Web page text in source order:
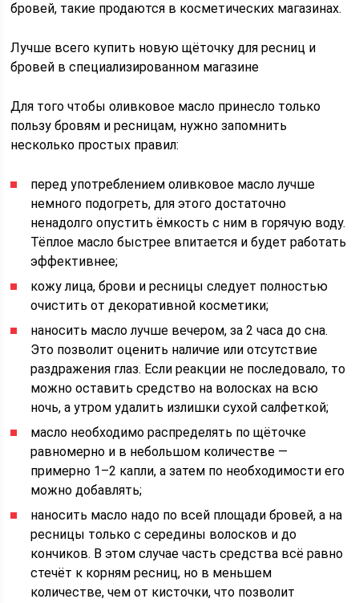
бровей, такие продаются в косметических магазинах.
Лучше всего купить новую щёточку для ресниц и
бровей в специализированном магазине
Для того чтобы оливковое масло принесло только
пользу бровям и ресницам, нужно запомнить
несколько простых правил:
перед употреблением оливковое масло лучше
немного подогреть, для этого достаточно
ненадолго опустить ёмкость с ним в горячую воду.
Тёплое масло быстрее впитается и будет работать
эффективнее;
кожу лица, брови и ресницы следует полностью
очистить от декоративной косметики;
наносить масло лучше вечером, за 2 часа до сна.
Это позволит оценить наличие или отсутствие
раздражения глаз. Если реакции не последовало, то
можно оставить средство на волосках на всю
ночь, а утром удалить излишки сухой салфеткой;
масло необходимо распределять по щёточке
равномерно и в небольшом количестве —
примерно 1–2 капли, а затем по необходимости его
можно добавлять;
наносить масло надо по всей площади бровей, а на
ресницы только с середины волосков и до
кончиков. В этом случае часть средства всё равно
стечёт к корням ресниц, но в меньшем
количестве, чем от кисточки, что позволит